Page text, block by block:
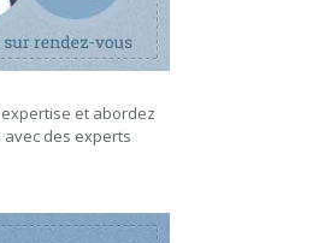
et abordez
des experts